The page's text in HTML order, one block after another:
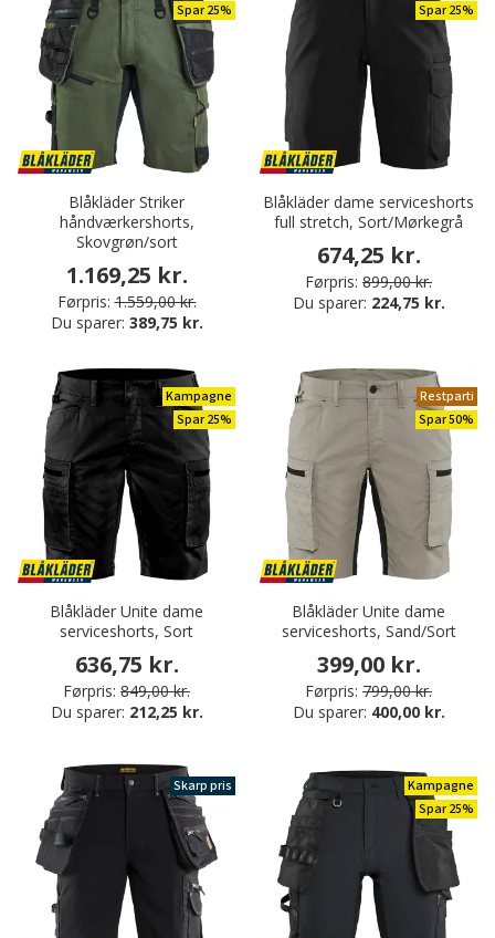
Spar 25%
Blåkläder Striker
håndværkershorts,
Skovgrøn/sort
1.169,25 kr.
Førpris: 1.559,00 kr.
Du sparer: 389,75 kr.
Spar 25%
Blåkläder dame serviceshorts
full stretch, Sort/Mørkegrå
674,25 kr.
Førpris: 899,00 kr.
Du sparer: 224,75 kr.
Kampagne
Spar 25%
Blåkläder Unite dame
serviceshorts, Sort
636,75 kr.
Førpris: 849,00 kr.
Du sparer: 212,25 kr.
Restparti
Spar 50%
Blåkläder Unite dame
serviceshorts, Sand/Sort
399,00 kr.
Førpris: 799,00 kr.
Du sparer: 400,00 kr.
Skarp pris
Kampagne
Spar 25%